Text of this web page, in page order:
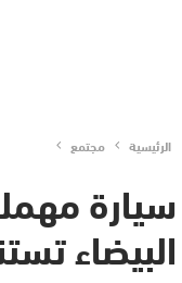
الرئيسية مجتمع
سيارة
البيضاء